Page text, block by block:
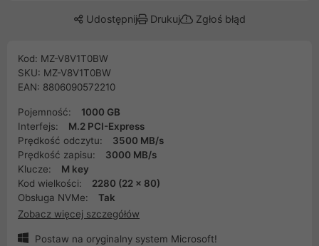
Udostępnij Drukuj Zgłoś błąd
Kod: MZ-V8V1T0BW
SKU: MZ-V8V1T0BW
EAN: 8806090572210
Pojemność:
1000 GB
Interfejs:
M.2 PCI-Express
Prędkość odczytu:
3500 MB/s
Prędkość zapisu:
3000 MB/s
Klucze:
M key
Kod wielkości:
2280 (22 x 80)
Obsługa NVMe:
Tak
Zobacz więcej szczegółów
Postaw na oryginalny system Microsoft!